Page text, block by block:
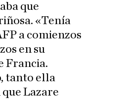
que
«Tenía
a comienzos
en su
Francia.
tanto ella
Lazare